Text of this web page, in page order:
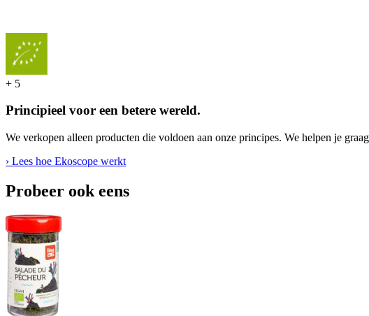
+ 5
Principieel voor een betere wereld.
We verkopen alleen producten die voldoen aan onze principes. We helpen je
› Lees hoe Ekoscope werkt
Probeer ook eens